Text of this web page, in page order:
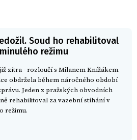
Soud ho rehabilitoval
režimu
zítra - rozloučí s Milanem Knížákem.
obdržela během náročného období
Jeden z pražských obvodních
rehabilitoval za vazební stíhání v
režimu.